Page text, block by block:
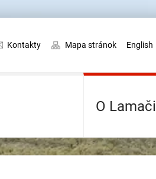
Kontakty Mapa stránok English
O Lamači